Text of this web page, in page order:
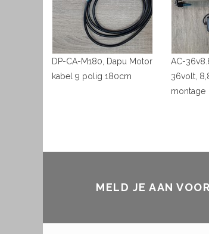
DP-CA-M180, Dapu Motor
kabel 9 polig 180cm
AC-
36volt,
montage
MELD JE AAN